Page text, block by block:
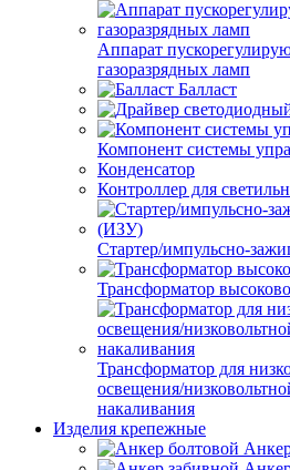
Аппарат
газоразрядных ламп
Балласт
Компонент системы
Конденсатор
Контроллер для
Стартер/импульсно-
Трансформатор
Трансформатор для
освещения/
накаливания
Изделия крепежные